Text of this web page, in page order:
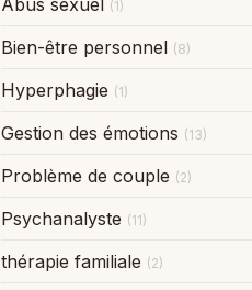
(1)
Bien-être personnel (8)
Hyperphagie (1)
Gestion des émotions (13)
Problème de couple (2)
Psychanalyste (11)
thérapie familiale (2)